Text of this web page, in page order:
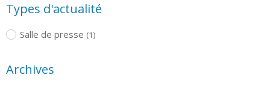
Types d'actualité
Salle de presse (1)
Archives